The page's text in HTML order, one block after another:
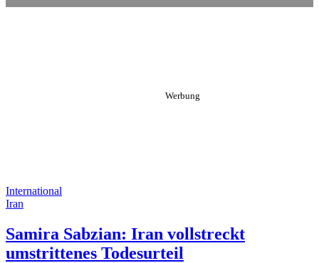
International
Iran
Samira Sabzian: Iran vollstreckt
umstrittenes Todesurteil